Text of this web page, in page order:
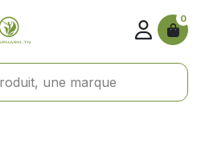
0